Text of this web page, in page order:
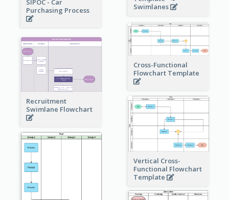
SIPOC - Car
Purchasing Process
Swimlanes
Cross-Functional
Flowchart Template
Recruitment
Swimlane Flowchart
Vertical Cross-
Functional Flowchart
Template